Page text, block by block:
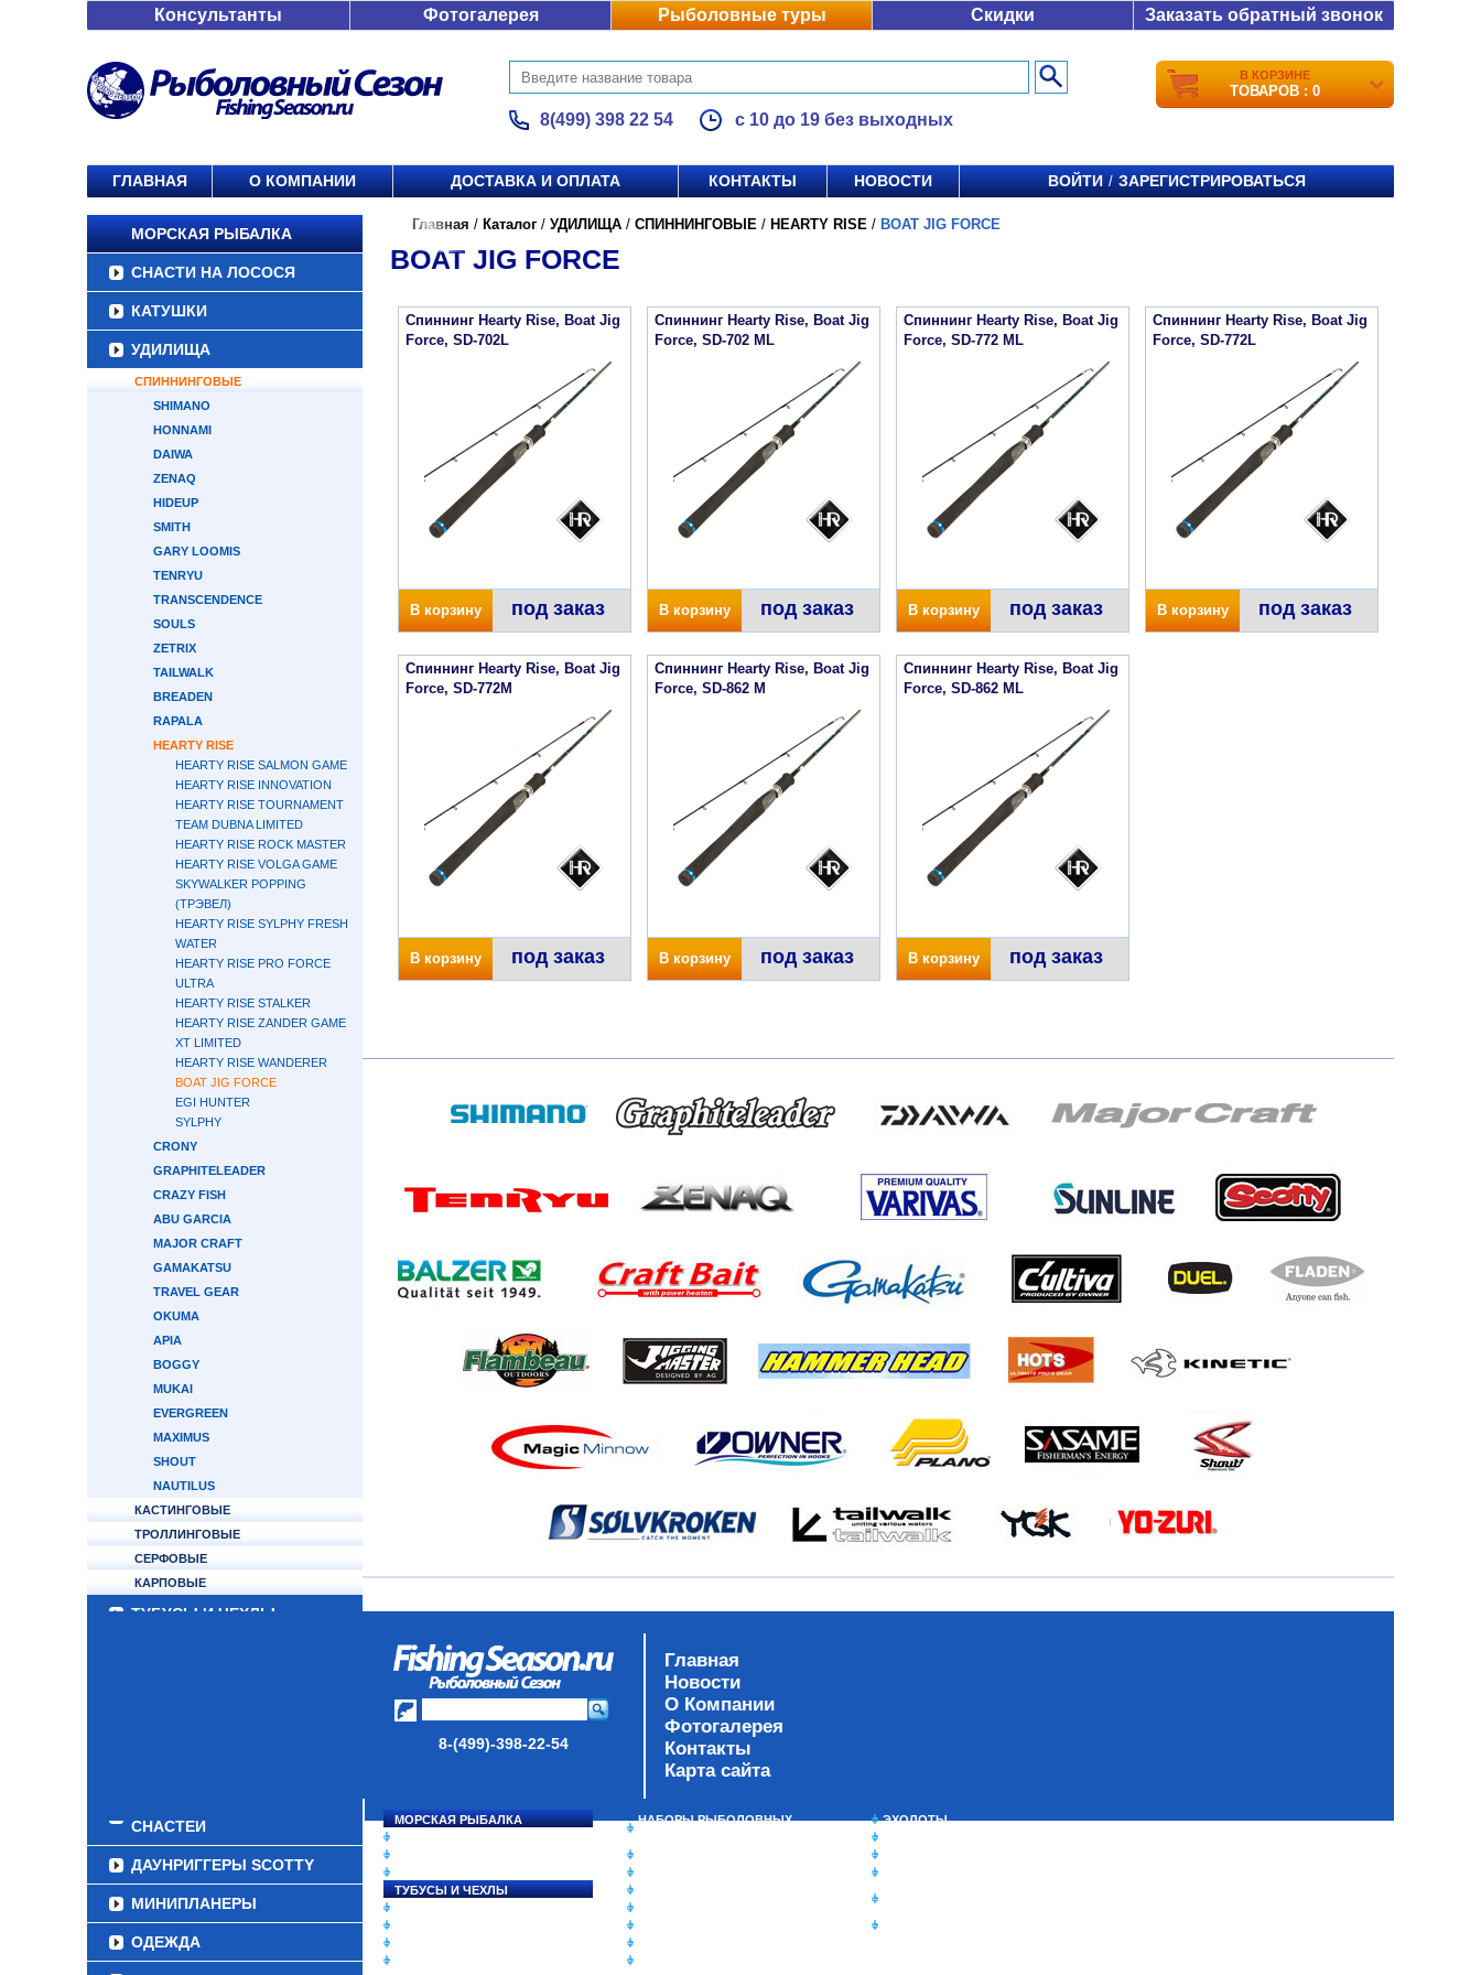
Консультанты Фотогалерея Рыболовные туры Скидки Заказать обратный звонок
8(499) 398 22 54 с 10 до 19 без выходных
В КОРЗИНЕ
ТОВАРОВ : 0
ГЛАВНАЯ О КОМПАНИИ ДОСТАВКА И ОПЛАТА КОНТАКТЫ НОВОСТИ ВОЙТИ / ЗАРЕГИСТРИРОВАТЬСЯ
МОРСКАЯ РЫБАЛКА
СНАСТИ НА ЛОСОСЯ
КАТУШКИ
УДИЛИЩА
СПИННИНГОВЫЕ
SHIMANO
HONNAMI
DAIWA
ZENAQ
HIDEUP
SMITH
GARY LOOMIS
TENRYU
TRANSCENDENCE
SOULS
ZETRIX
TAILWALK
BREADEN
RAPALA
HEARTY RISE
HEARTY RISE SALMON GAME
HEARTY RISE INNOVATION
HEARTY RISE TOURNAMENT
TEAM DUBNA LIMITED
HEARTY RISE ROCK MASTER
HEARTY RISE VOLGA GAME
SKYWALKER POPPING
(ТРЭВЕЛ)
HEARTY RISE SYLPHY FRESH
WATER
HEARTY RISE PRO FORCE
ULTRA
HEARTY RISE STALKER
HEARTY RISE ZANDER GAME
XT LIMITED
HEARTY RISE WANDERER
BOAT JIG FORCE
EGI HUNTER
SYLPHY
CRONY
GRAPHITELEADER
CRAZY FISH
ABU GARCIA
MAJOR CRAFT
GAMAKATSU
TRAVEL GEAR
OKUMA
APIA
BOGGY
MUKAI
EVERGREEN
MAXIMUS
SHOUT
NAUTILUS
КАСТИНГОВЫЕ
ТРОЛЛИНГОВЫЕ
СЕРФОВЫЕ
КАРПОВЫЕ
ТУБУСЫ И ЧЕХЛЫ
СНАСТЕЙ
ДАУНРИГГЕРЫ SCOTTY
МИНИПЛАНЕРЫ
ОДЕЖДА
Главная / Каталог / УДИЛИЩА / СПИННИНГОВЫЕ / HEARTY RISE / BOAT JIG FORCE
BOAT JIG FORCE
Спиннинг Hearty Rise, Boat Jig
Force, SD-702L
В корзину под заказ
Спиннинг Hearty Rise, Boat Jig
Force, SD-702 ML
В корзину под заказ
Спиннинг Hearty Rise, Boat Jig
Force, SD-772 ML
В корзину под заказ
Спиннинг Hearty Rise, Boat Jig
Force, SD-772L
В корзину под заказ
Спиннинг Hearty Rise, Boat Jig
Force, SD-772M
В корзину под заказ
Спиннинг Hearty Rise, Boat Jig
Force, SD-862 M
В корзину под заказ
Спиннинг Hearty Rise, Boat Jig
Force, SD-862 ML
В корзину под заказ
8-(499)-398-22-54
Главная
Новости
О Компании
Фотогалерея
Контакты
Карта сайта
МОРСКАЯ РЫБАЛКА
ТУБУСЫ И ЧЕХЛЫ
НАБОРЫ РЫБОЛОВНЫХ
ЭХОЛОТЫ